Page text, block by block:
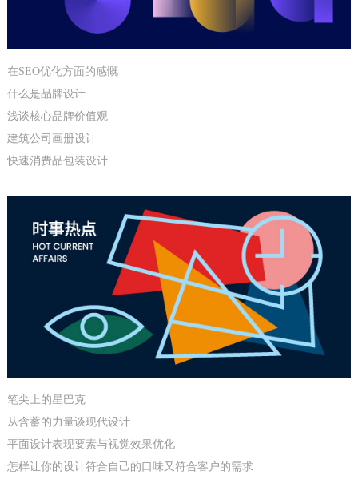
在SEO优化方面的感慨
什么是品牌设计
浅谈核心品牌价值观
建筑公司画册设计
快速消费品包装设计
笔尖上的星巴克
从含蓄的力量谈现代设计
平面设计表现要素与视觉效果优化
怎样让你的设计符合自己的口味又符合客户的需求